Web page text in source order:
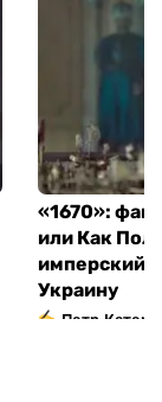
«1670»:
или Как
имперский
Украину
Петр